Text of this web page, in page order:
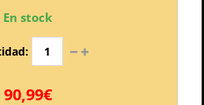
En stock
90,99€